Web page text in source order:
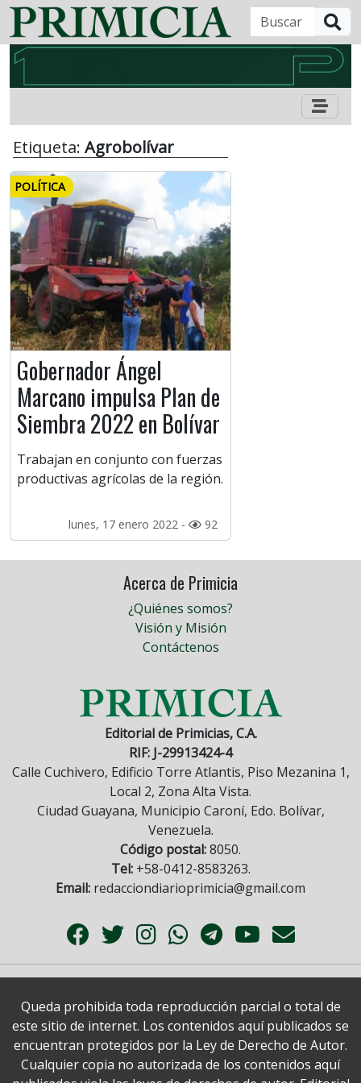
Etiqueta: Agrobolívar
POLÍTICA
Gobernador Ángel
Marcano impulsa Plan de
Siembra 2022 en Bolívar
Trabajan en conjunto con fuerzas
productivas agrícolas de la región.
lunes, 17 enero 2022 - 92
Acerca de Primicia
¿Quiénes somos?
Visión y Misión
Contáctenos
Editorial de Primicias, C.A.
RIF: J-29913424-4
Calle Cuchivero, Edificio Torre Atlantis, Piso Mezanina 1,
Local 2, Zona Alta Vista.
Ciudad Guayana, Municipio Caroní, Edo. Bolívar,
Venezuela.
Código postal:8050.
Tel:+58-0412-8583263.
Email: redacciondiarioprimicia@gmail.com
Queda prohibida toda reproducción parcial o total de
este sitio de internet. Los contenidos aquí publicados se
encuentran protegidos por la Ley de Derecho de Autor.
Cualquier copia no autorizada de los contenidos aquí